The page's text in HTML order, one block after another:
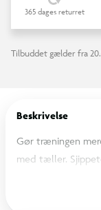
365 dages returret
Tilbuddet gælder fra
Beskrivelse
Gør træningen
med tæller.
udvikling. Perfekt